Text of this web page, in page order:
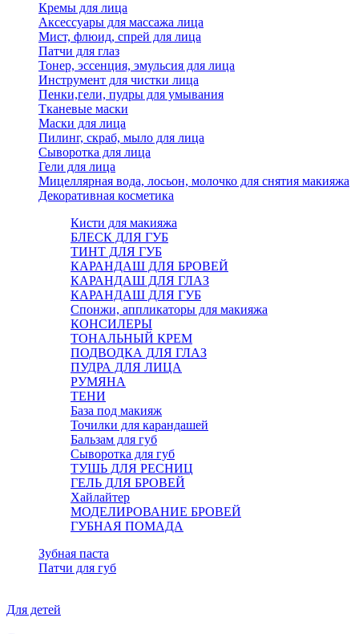
Кремы для лица
Аксессуары для массажа лица
Мист, флюид, спрей для лица
Патчи для глаз
Тонер, эссенция, эмульсия для лица
Инструмент для чистки лица
Пенки,гели, пудры для умывания
Тканевые маски
Маски для лица
Пилинг, скраб, мыло для лица
Сыворотка для лица
Гели для лица
Мицеллярная вода, лосьон, молочко для снятия макияжа
Декоративная косметика
Кисти для макияжа
БЛЕСК ДЛЯ ГУБ
ТИНТ ДЛЯ ГУБ
КАРАНДАШ ДЛЯ БРОВЕЙ
КАРАНДАШ ДЛЯ ГЛАЗ
КАРАНДАШ ДЛЯ ГУБ
Спонжи, аппликаторы для макияжа
КОНСИЛЕРЫ
ТОНАЛЬНЫЙ КРЕМ
ПОДВОДКА ДЛЯ ГЛАЗ
ПУДРА ДЛЯ ЛИЦА
РУМЯНА
ТЕНИ
База под макияж
Точилки для карандашей
Бальзам для губ
Сыворотка для губ
ТУШЬ ДЛЯ РЕСНИЦ
ГЕЛЬ ДЛЯ БРОВЕЙ
Хайлайтер
МОДЕЛИРОВАНИЕ БРОВЕЙ
ГУБНАЯ ПОМАДА
Зубная паста
Патчи для губ
Для детей